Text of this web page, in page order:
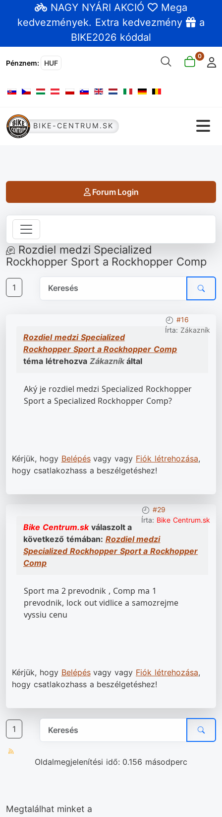
NAGY NYÁRI AKCIÓ
Mega
kedvezmények. Extra kedvezmény
a
BIKE2026 kóddal
Pénznem: HUF
0
Válasszon nyelvet
BIKE-CENTRUM.SK
Forum Login
Rozdiel medzi Specialized
Rockhopper Sport a Rockhopper Comp
1
#16
Írta: Zákazník
Rozdiel medzi Specialized
Rockhopper Sport a Rockhopper Comp
téma létrehozva Zákazníkáltal
Aký je rozdiel medzi Specialized Rockhopper
Sport a Specialized Rockhopper Comp?
Kérjük, hogy Belépésvagy vagy Fiók létrehozása,
hogy csatlakozhass a beszélgetéshez!
#29
Írta: Bike Centrum.sk
Bike Centrum.skválaszolt a
következő témában: Rozdiel medzi
Specialized Rockhopper Sport a Rockhopper
Comp
Sport ma 2 prevodnik , Comp ma 1
prevodnik, lock out vidlice a samozrejme
vyssiu cenu
Kérjük, hogy Belépésvagy vagy Fiók létrehozása,
hogy csatlakozhass a beszélgetéshez!
1
Oldalmegjelenítési idő: 0.156 másodperc
Megtalálhat minket a